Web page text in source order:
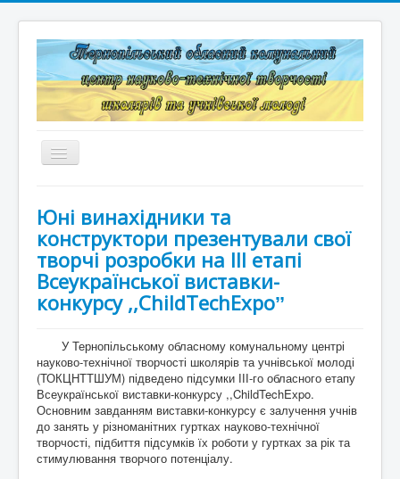
Перемикач
навігації
Структура
Документація
Конкурси та змагання
Дистанційне навчання
Контакти
Юні винахідники та
конструктори презентували свої
творчі розробки на ІІІ етапі
Всеукраїнської виставки-
конкурсу ,,ChildTechEхpoˮ
У Тернопільському обласному комунальному центрі
науково-технічної творчості школярів та учнівської молоді
(ТОКЦНТТШУМ) підведено підсумки ІІІ-го обласного етапу
Всеукраїнської виставки-конкурсу ,,ChildTechEхpo.
Основним завданням виставки-конкурсу є залучення учнів
до занять у різноманітних гуртках науково-технічної
творчості, підбиття підсумків їх роботи у гуртках за рік та
стимулювання творчого потенціалу.